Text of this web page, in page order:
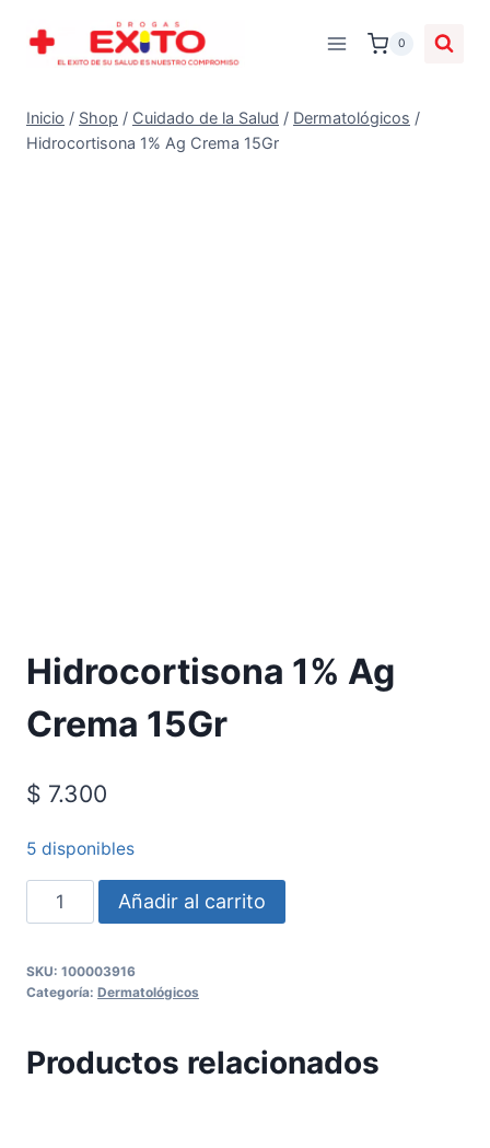
0
Inicio / Shop / Cuidado de la Salud / Dermatológicos /
Hidrocortisona 1% Ag Crema 15Gr
Hidrocortisona 1% Ag
Crema 15Gr
$ 7.300
5 disponibles
Añadir al carrito
SKU: 100003916
Categoría: Dermatológicos
Productos relacionados